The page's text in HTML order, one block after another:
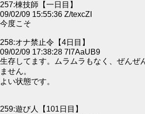
257:棟技師【一日目】
09/02/09 15:55:36 Z/texcZI
今度こそ
258:オナ禁止令【4日目】
09/02/09 17:38:28 7I7AaUB9
生存してます。ムラムラもなく、ぜんぜ
ません。
よい状態です。
259:遊び人【101日目】